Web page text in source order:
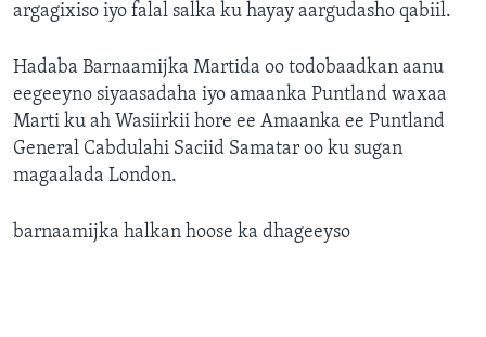
argagixiso iyo falal salka ku hayay aargudasho qabiil.
Hadaba Barnaamijka Martida oo todobaadkan aanu
eegeeyno siyaasadaha iyo amaanka Puntland waxaa
Marti ku ah Wasiirkii hore ee Amaanka ee Puntland
General Cabdulahi Saciid Samatar oo ku sugan
magaalada London.
barnaamijka halkan hoose ka dhageeyso